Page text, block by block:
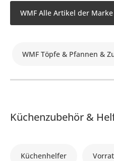
WMF Alle Artikel der Marke
WMF Töpfe & Pfannen &
Küchenzubehör &
Küchenhelfer